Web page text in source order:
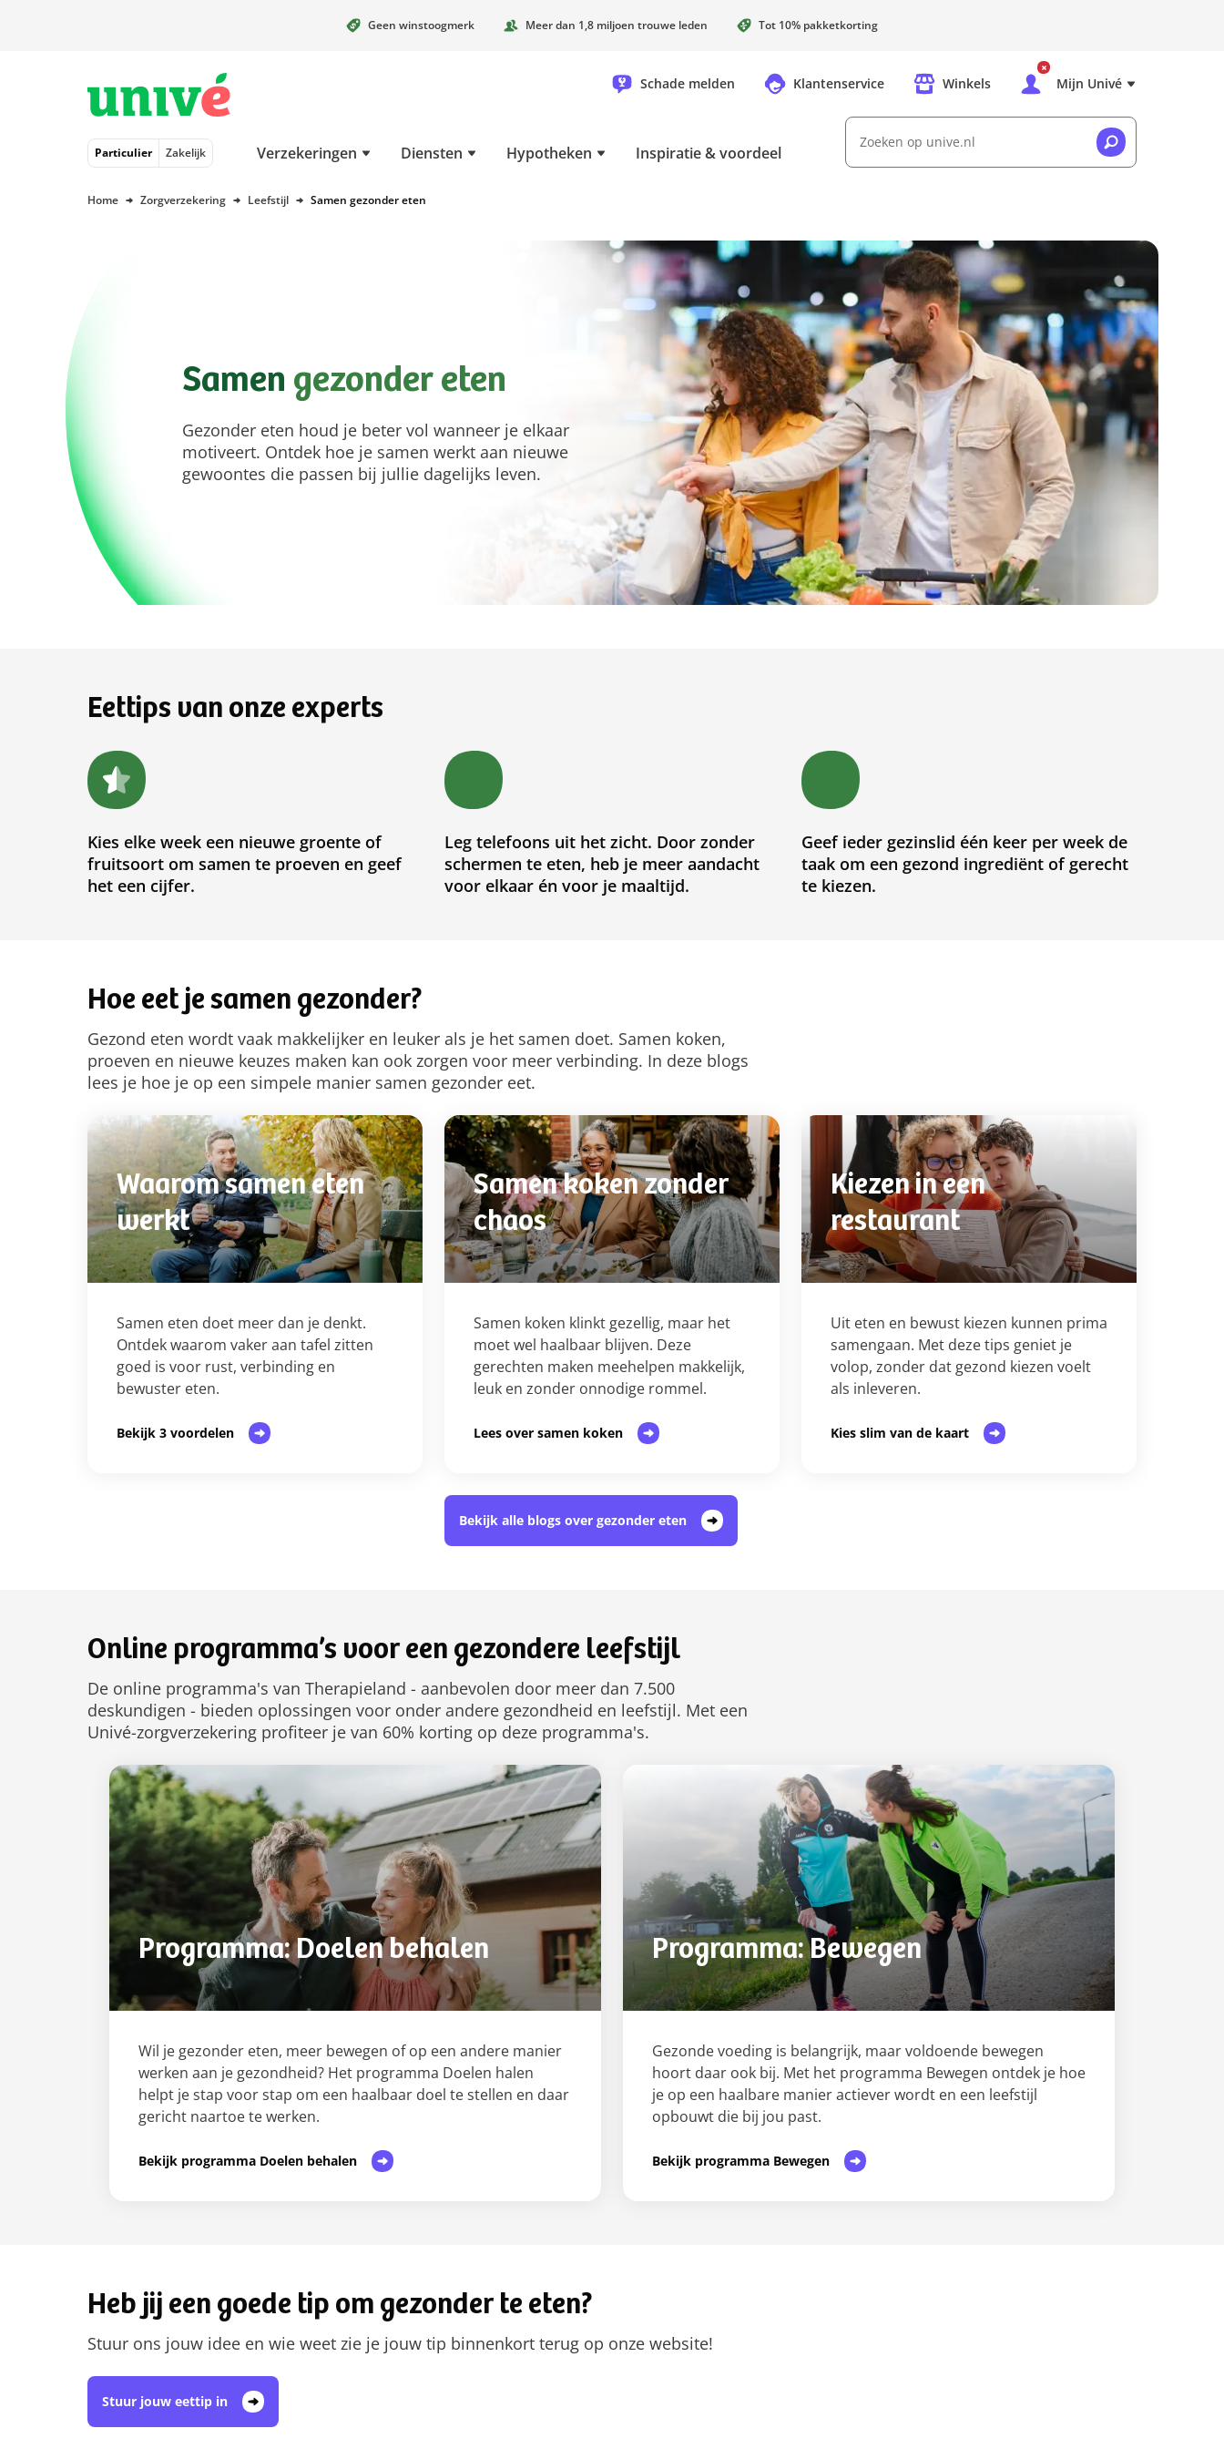
Geen winstoogmerk Meer dan 1,8 miljoen trouwe leden Tot 10% pakketkorting
Schade melden Klantenservice Winkels Mijn Univé
Particulier Zakelijk Verzekeringen Diensten Hypotheken Inspiratie & voordeel
Zoeken op unive.nl
Home Zorgverzekering Leefstijl Samen gezonder eten
Samen gezonder eten
Gezonder eten houd je beter vol wanneer je elkaar
motiveert. Ontdek hoe je samen werkt aan nieuwe
gewoontes die passen bij jullie dagelijks leven.
Eettips van onze experts
Kies elke week een nieuwe groente of
fruitsoort om samen te proeven en geef
het een cijfer.
Leg telefoons uit het zicht. Door zonder
schermen te eten, heb je meer aandacht
voor elkaar én voor je maaltijd.
Geef ieder gezinslid één keer per week de
taak om een gezond ingrediënt of gerecht
te kiezen.
Hoe eet je samen gezonder?
Gezond eten wordt vaak makkelijker en leuker als je het samen doet. Samen koken,
proeven en nieuwe keuzes maken kan ook zorgen voor meer verbinding. In deze blogs
lees je hoe je op een simpele manier samen gezonder eet.
Waarom samen eten
werkt
Samen eten doet meer dan je denkt.
Ontdek waarom vaker aan tafel zitten
goed is voor rust, verbinding en
bewuster eten.
Bekijk 3 voordelen
Samen koken zonder
chaos
Samen koken klinkt gezellig, maar het
moet wel haalbaar blijven. Deze
gerechten maken meehelpen makkelijk,
leuk en zonder onnodige rommel.
Lees over samen koken
Kiezen in een
restaurant
Uit eten en bewust kiezen kunnen prima
samengaan. Met deze tips geniet je
volop, zonder dat gezond kiezen voelt
als inleveren.
Kies slim van de kaart
Bekijk alle blogs over gezonder eten
Online programma’s voor een gezondere leefstijl
De online programma's van Therapieland - aanbevolen door meer dan 7.500
deskundigen - bieden oplossingen voor onder andere gezondheid en leefstijl. Met een
Univé-zorgverzekering profiteer je van 60% korting op deze programma's.
Programma: Doelen behalen
Wil je gezonder eten, meer bewegen of op een andere manier
werken aan je gezondheid? Het programma Doelen halen
helpt je stap voor stap om een haalbaar doel te stellen en daar
gericht naartoe te werken.
Bekijk programma Doelen behalen
Programma: Bewegen
Gezonde voeding is belangrijk, maar voldoende bewegen
hoort daar ook bij. Met het programma Bewegen ontdek je hoe
je op een haalbare manier actiever wordt en een leefstijl
opbouwt die bij jou past.
Bekijk programma Bewegen
Heb jij een goede tip om gezonder te eten?
Stuur ons jouw idee en wie weet zie je jouw tip binnenkort terug op onze website!
Stuur jouw eettip in